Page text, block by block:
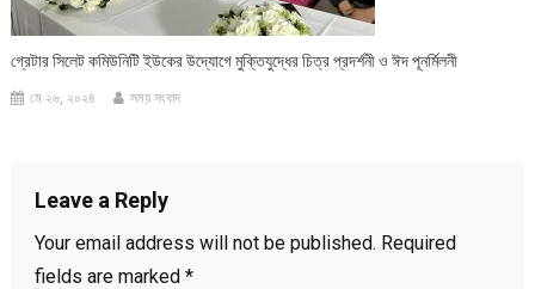
গ্রেটার সিলেট কমিউনিটি ইউকের উদ্যোগে মুক্তিযুদ্ধের চিত্র প্রদর্শনী ও ঈদ পূনর্মিলনী
মে ২৬, ২০২৪ সময় সংবাদ
Leave a Reply
Your email address will not be published. Required
fields are marked *